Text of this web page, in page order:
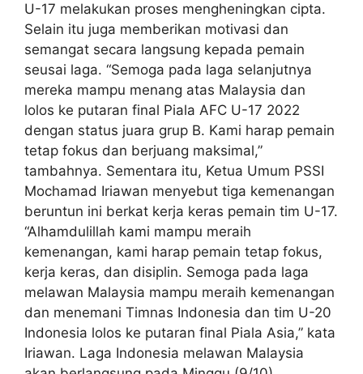
U-17 melakukan proses mengheningkan cipta.
Selain itu juga memberikan motivasi dan
semangat secara langsung kepada pemain
seusai laga. “Semoga pada laga selanjutnya
mereka mampu menang atas Malaysia dan
lolos ke putaran final Piala AFC U-17 2022
dengan status juara grup B. Kami harap pemain
tetap fokus dan berjuang maksimal,”
tambahnya. Sementara itu, Ketua Umum PSSI
Mochamad Iriawan menyebut tiga kemenangan
beruntun ini berkat kerja keras pemain tim U-17.
“Alhamdulillah kami mampu meraih
kemenangan, kami harap pemain tetap fokus,
kerja keras, dan disiplin. Semoga pada laga
melawan Malaysia mampu meraih kemenangan
dan menemani Timnas Indonesia dan tim U-20
Indonesia lolos ke putaran final Piala Asia,” kata
Iriawan. Laga Indonesia melawan Malaysia